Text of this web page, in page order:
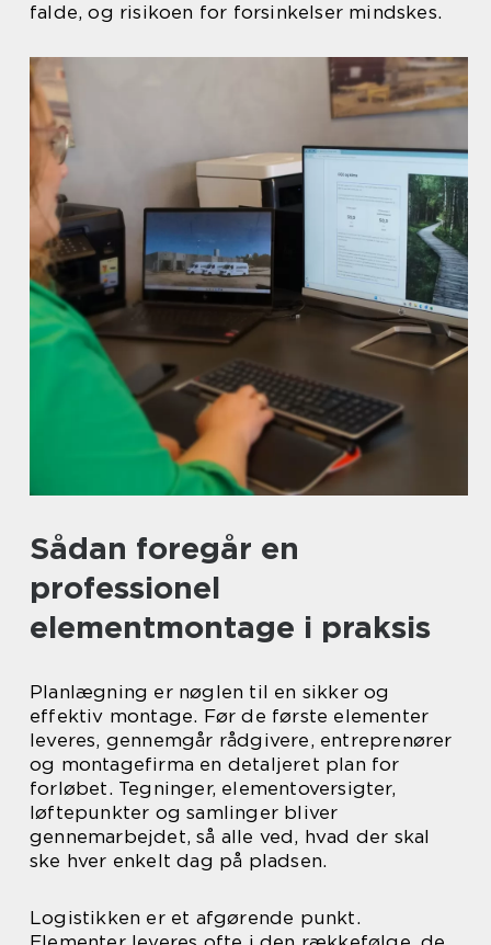
falde, og risikoen for forsinkelser mindskes.
Sådan foregår en
professionel
elementmontage i praksis
Planlægning er nøglen til en sikker og
effektiv montage. Før de første elementer
leveres, gennemgår rådgivere, entreprenører
og montagefirma en detaljeret plan for
forløbet. Tegninger, elementoversigter,
løftepunkter og samlinger bliver
gennemarbejdet, så alle ved, hvad der skal
ske hver enkelt dag på pladsen.
Logistikken er et afgørende punkt.